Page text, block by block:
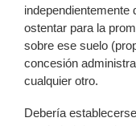
independientemente
ostentar para la
sobre ese suelo
concesión
cualquier otro.
Debería